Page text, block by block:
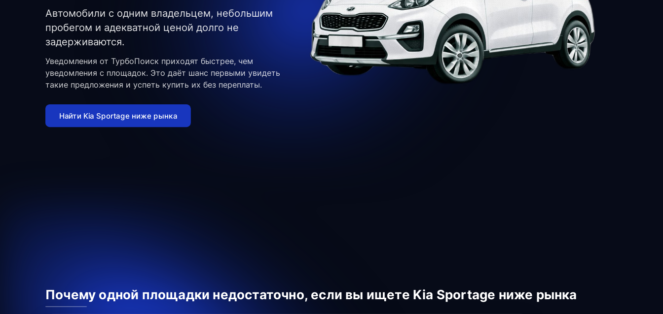
Автомобили с одним владельцем, небольшим
пробегом и адекватной ценой долго не
задерживаются.
Уведомления от ТурбоПоиск приходят быстрее, чем
уведомления с площадок. Это даёт шанс первыми увидеть
такие предложения и успеть купить их без переплаты.
Найти Kia Sportage ниже рынка
Почему одной площадки недостаточно, если вы ищете Kia Sportage ниже рынка